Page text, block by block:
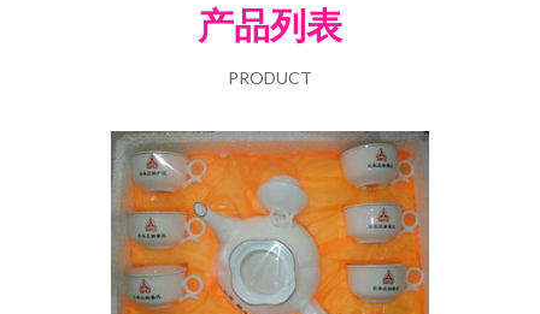
产品列表
PRODUCT